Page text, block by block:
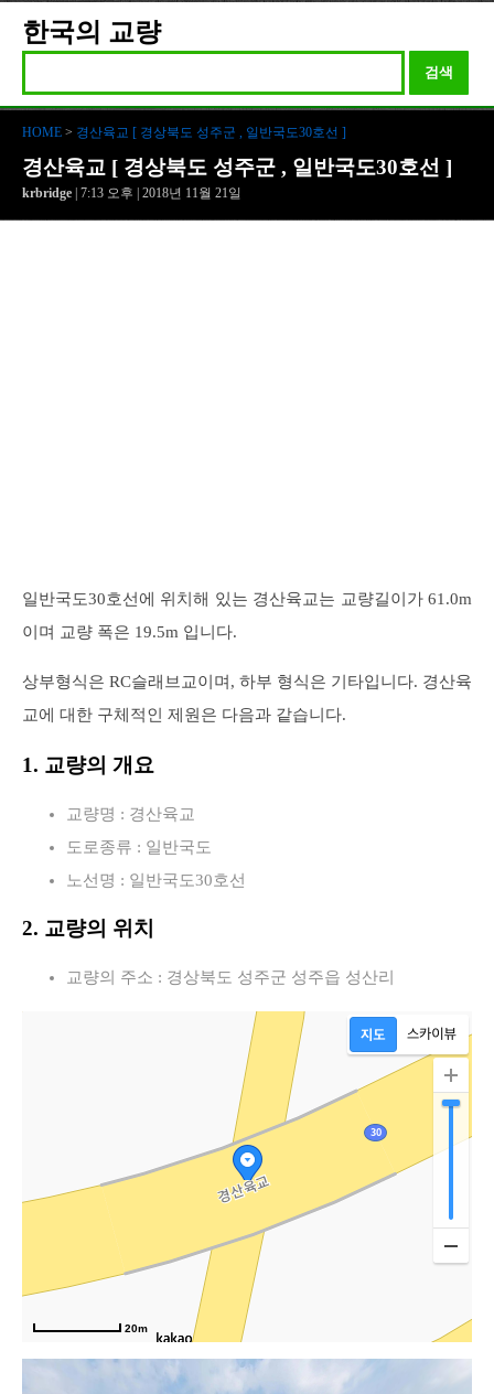
한국의 교량
검색
HOME > 경산육교 [ 경상북도 성주군 , 일반국도30호선 ]
경산육교 [ 경상북도 성주군 , 일반국도30호선 ]
krbridge | 7:13 오후 | 2018년 11월 21일
일반국도30호선에 위치해 있는 경산육교는 교량길이가 61.0m
이며 교량 폭은 19.5m 입니다.
상부형식은 RC슬래브교이며, 하부 형식은 기타입니다. 경산육
교에 대한 구체적인 제원은 다음과 같습니다.
1. 교량의 개요
교량명 : 경산육교
도로종류 : 일반국도
노선명 : 일반국도30호선
2. 교량의 위치
교량의 주소 : 경상북도 성주군 성주읍 성산리
20m